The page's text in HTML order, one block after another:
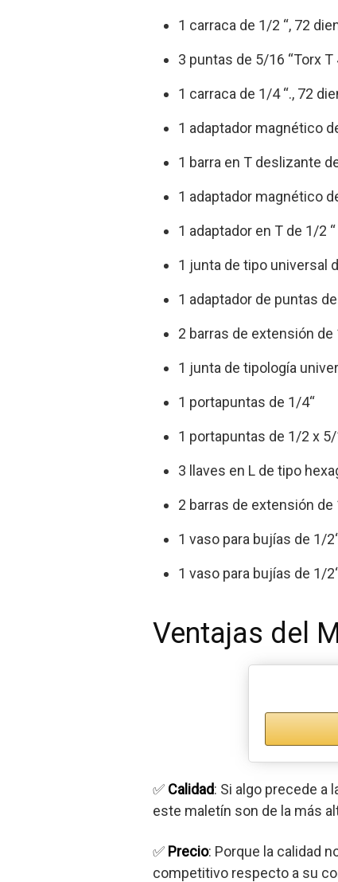
1 carraca de 1/2 “, 72
3 puntas de 5/16 “Torx T
1 carraca de 1/4 “., 72
1 adaptador magnético
1 barra en T deslizante
1 adaptador magnético
1 adaptador en T de 1/2 “
1 junta de tipo universal
1 adaptador de puntas
2 barras de extensión
1 junta de tipología
1 portapuntas de 1/4“
1 portapuntas de 1/2 x
3 llaves en L de tipo
2 barras de extensión de
1 vaso para bujías de 1/
1 vaso para bujías de 1/
Ventajas del
✅ Calidad: Si algo precede a
este maletín son de la más
✅ Precio: Porque la calidad
competitivo respecto a su